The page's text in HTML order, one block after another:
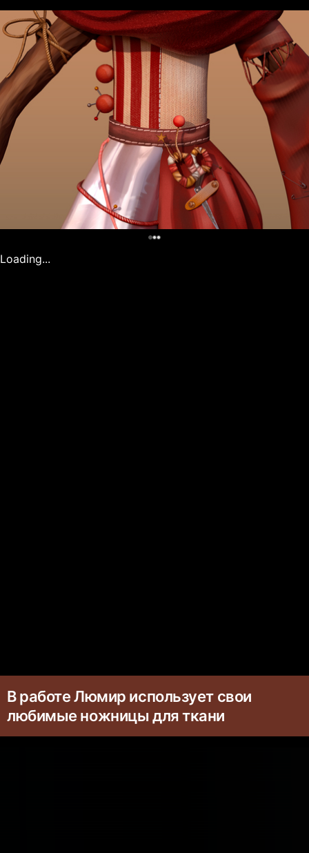
Loading...
В работе Люмир использует свои
любимые ножницы для ткани